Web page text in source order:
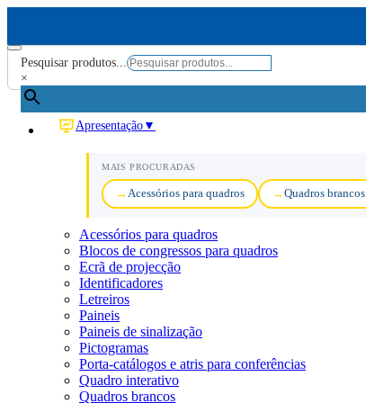
Pesquisar produtos...
×
Apresentação ▼
MAIS PROCURADAS
Acessórios para quadros Quadros brancos
Acessórios para quadros
Blocos de congressos para quadros
Ecrã de projecção
Identificadores
Letreiros
Paineis
Paineis de sinalização
Pictogramas
Porta-catálogos e atris para conferências
Quadro interativo
Quadros brancos